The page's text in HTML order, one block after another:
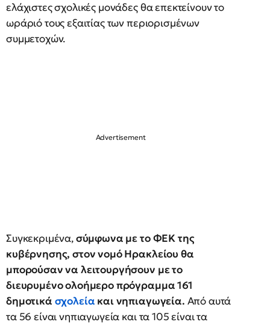
ελάχιστες σχολικές μονάδες θα επεκτείνουν το
ωράριό τους εξαιτίας των περιορισμένων
συμμετοχών.
Συγκεκριμένα,σύμφωνα με το ΦΕΚ της
κυβέρνησης, στον νομό Ηρακλείου θα
μπορούσαν να λειτουργήσουν με το
διευρυμένο ολοήμερο πρόγραμμα 161
δημοτικά σχολεία και νηπιαγωγεία. Από αυτά
τα 56 είναι νηπιαγωγεία και τα 105 είναι τα